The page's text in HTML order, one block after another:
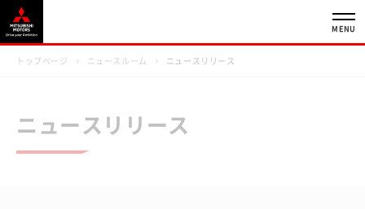
MENU
トップページ ニュースルーム ニュースリリース
ニュースリリース